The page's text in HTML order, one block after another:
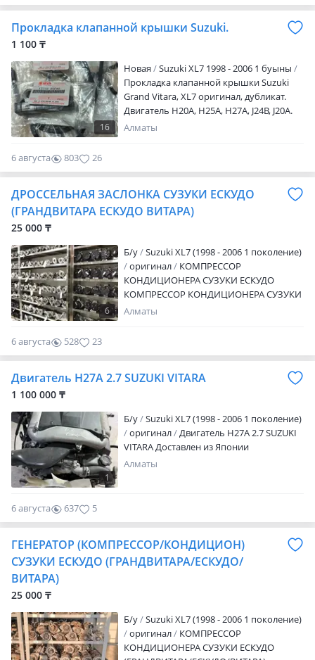
Прокладка клапанной крышки Suzuki.
1 100 ₸
16
Новая
Suzuki XL7 1998 - 2006 1 буыны
Прокладка клапанной крышки Suzuki
Grand Vitara, XL7 оригинал, дубликат.
Двигатель H20A, H25A, H27A, J24B, J20A.
Сальники, ремни, фильтры, свечи,
Алматы
6 августа 803 26
ДРОССЕЛЬНАЯ ЗАСЛОНКА СУЗУКИ ЕСКУДО
(ГРАНДВИТАРА ЕСКУДО ВИТАРА)
25 000 ₸
6
Б/y
Suzuki XL7 (1998 - 2006 1 поколение)
оригинал
КОМПРЕССОР
КОНДИЦИОНЕРА СУЗУКИ ЕСКУДО
КОМПРЕССОР КОНДИЦИОНЕРА СУЗУКИ
ЕСКУДО (ГРАНДВИТАРА/ЕСКУДО/ВИТАРА)
Алматы
6 августа 528 23
Двигатель H27A 2.7 SUZUKI VITARA
1 100 000 ₸
1
Б/y
Suzuki XL7 (1998 - 2006 1 поколение)
оригинал
Двигатель H27A 2.7 SUZUKI
VITARA Доставлен из Японии
Алматы
6 августа 637 5
ГЕНЕРАТОР (КОМПРЕССОР/КОНДИЦИОН)
СУЗУКИ ЕСКУДО (ГРАНДВИТАРА/ЕСКУДО/
ВИТАРА)
25 000 ₸
Б/y
Suzuki XL7 (1998 - 2006 1 поколение)
оригинал
КОМПРЕССОР
КОНДИЦИОНЕРА СУЗУКИ ЕСКУДО